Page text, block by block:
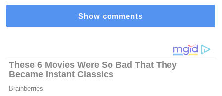
Show comments